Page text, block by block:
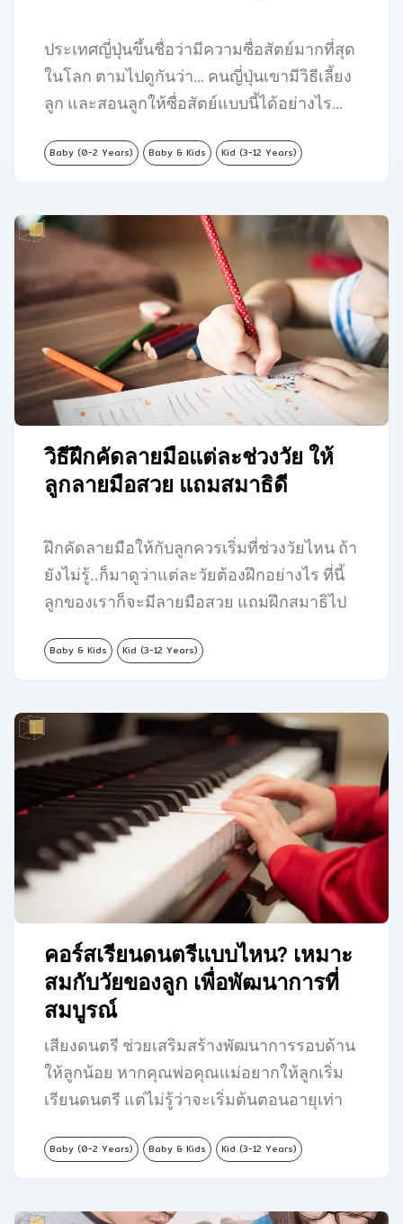
ประเทศญี่ปุ่นขึ้นชื่อว่ามีความซื่อสัตย์มากที่สุด
ในโลก ตามไปดูกันว่า… คนญี่ปุ่นเขามีวิธีเลี้ยง
ลูก และสอนลูกให้ซื่อสัตย์แบบนี้ได้อย่างไร…
Baby (0-2 Years) Baby & Kids Kid (3-12 Years)
วิธีฝึกคัดลายมือแต่ละช่วงวัย ให้
ลูกลายมือสวย แถมสมาธิดี
ฝึกคัดลายมือให้กับลูกควรเริ่มที่ช่วงวัยไหน ถ้า
ยังไม่รู้..ก็มาดูว่าแต่ละวัยต้องฝึกอย่างไร ที่นี้
ลูกของเราก็จะมีลายมือสวย แถมฝึกสมาธิไป
Baby & Kids Kid (3-12 Years)
คอร์สเรียนดนตรีแบบไหน? เหมาะ
สมกับวัยของลูก เพื่อพัฒนาการที่
สมบูรณ์
เสียงดนตรี ช่วยเสริมสร้างพัฒนาการรอบด้าน
ให้ลูกน้อย หากคุณพ่อคุณแม่อยากให้ลูกเริ่ม
เรียนดนตรี แต่ไม่รู้ว่าจะเริ่มต้นตอนอายุเท่า
Baby (0-2 Years) Baby & Kids Kid (3-12 Years)